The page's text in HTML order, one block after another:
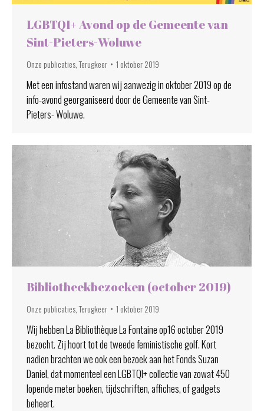
LGBTQI+ Avond op de Gemeente van
Sint-Pieters-Woluwe
Onze publicaties ,Terugkeer 1 oktober 2019
Met een infostand waren wij aanwezig in oktober 2019 op de
info-avond georganiseerd door de Gemeente van Sint-
Pieters- Woluwe.
Bibliotheekbezoeken (october 2019)
Onze publicaties ,Terugkeer 1 oktober 2019
Wij hebben La Bibliothèque La Fontaine op16 october 2019
bezocht. Zij hoort tot de tweede feministische golf. Kort
nadien brachten we ook een bezoek aan het Fonds Suzan
Daniel, dat momenteel een LGBTQI+ collectie van zowat 450
lopende meter boeken, tijdschriften, affiches, of gadgets
beheert.